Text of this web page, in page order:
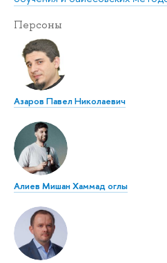
Персоны
Азаров Павел Николаевич
Алиев Мишан Хаммад оглы